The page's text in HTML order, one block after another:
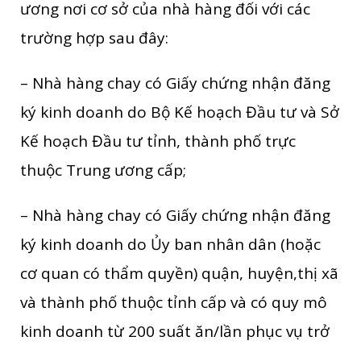
ương nơi cơ sở của nhà hàng đối với các
trường hợp sau đây:
– Nhà hàng chay có Giấy chứng nhận đăng
ký kinh doanh do Bộ Kế hoạch Đầu tư và Sở
Kế hoạch Đầu tư tỉnh, thành phố trực
thuộc Trung ương cấp;
– Nhà hàng chay có Giấy chứng nhận đăng
ký kinh doanh do Ủy ban nhân dân (hoặc
cơ quan có thẩm quyền) quận, huyện,thị xã
và thành phố thuộc tỉnh cấp và có quy mô
kinh doanh từ 200 suất ăn/lần phục vụ trở